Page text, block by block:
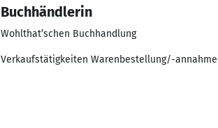
Buchhändlerin
Wohlthat’schen Buchhandlung
Verkaufstätigkeiten Warenbestellung/-